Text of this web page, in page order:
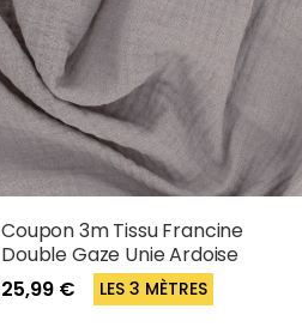
Coupon 3m Tissu Francine
Double Gaze Unie Ardoise
25,99 €
LES 3 MÈTRES